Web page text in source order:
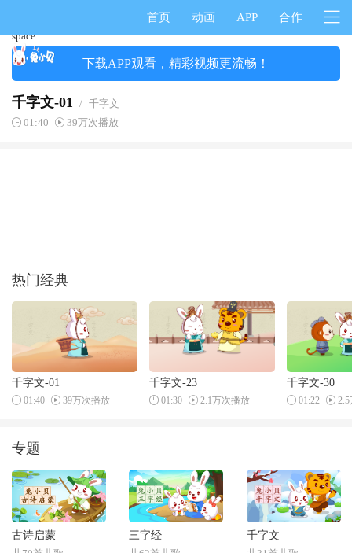
首页 动画 APP 合作
space
下载APP观看，精彩视频更流畅！
千字文-01 / 千字文
01:40
39万次播放
热门经典
千字文-01
01:40 39万次播放
千字文-23
01:30 2.1万次播放
千字文-30
01:22
专题
古诗启蒙
三字经
千字文